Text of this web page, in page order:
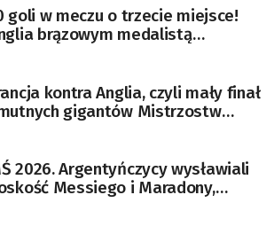
goli w meczu o trzecie miejsce!
brązowym medalistą
kontra Anglia, czyli mały finał
gigantów Mistrzostw
2026. Argentyńczycy wysławiali
Messiego i Maradony,